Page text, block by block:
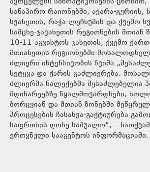
სანაპირო რაიონებში, აჭარა-გურიის,
სვანეთის, რაჭა-ლეჩხუმის და ქვემო
სამცხე-ჯავახეთის რეგიონების
10-11 აგვისტოს კახეთის, ქვემო
მთიანეთის რეგიონებში
ძლიერი ინტენსივობის
სეტყვა და ქარის გაძლიერება.
ძლიერმა ნალექებმა შესაძლებელია
მდინარეებზე წყალმოვარდნები,
ბორცვიან და მთიან ზონებში
პროცესების ჩასახვა-გაქტიურება
საფრთხის დონე საშუალო“, –
ეროვნული სააგენტოს ინფორმაციაში.